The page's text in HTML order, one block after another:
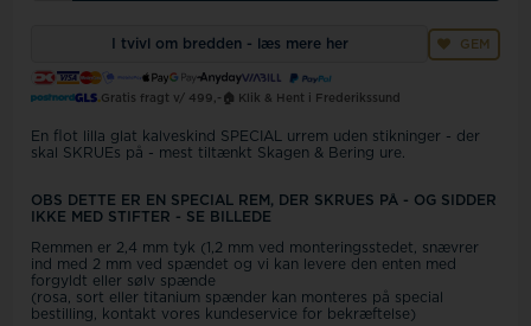
I tvivl om bredden - læs mere her GEM
Gratis fragt v/ 499,- 🏠 Klik & Hent i Frederikssund
En flot lilla glat kalveskind SPECIAL urrem uden stikninger - der
skal SKRUEs på - mest tiltænkt Skagen & Bering ure.
OBS DETTE ER EN SPECIAL REM, DER SKRUES PÅ - OG SIDDER
IKKE MED STIFTER - SE BILLEDE
Remmen er 2,4 mm tyk (1,2 mm ved monteringsstedet, snævrer
ind med 2 mm ved spændet og vi kan levere den enten med
forgyldt eller sølv spænde
(rosa, sort eller titanium spænder kan monteres på special
bestilling, kontakt vores kundeservice for bekræftelse)